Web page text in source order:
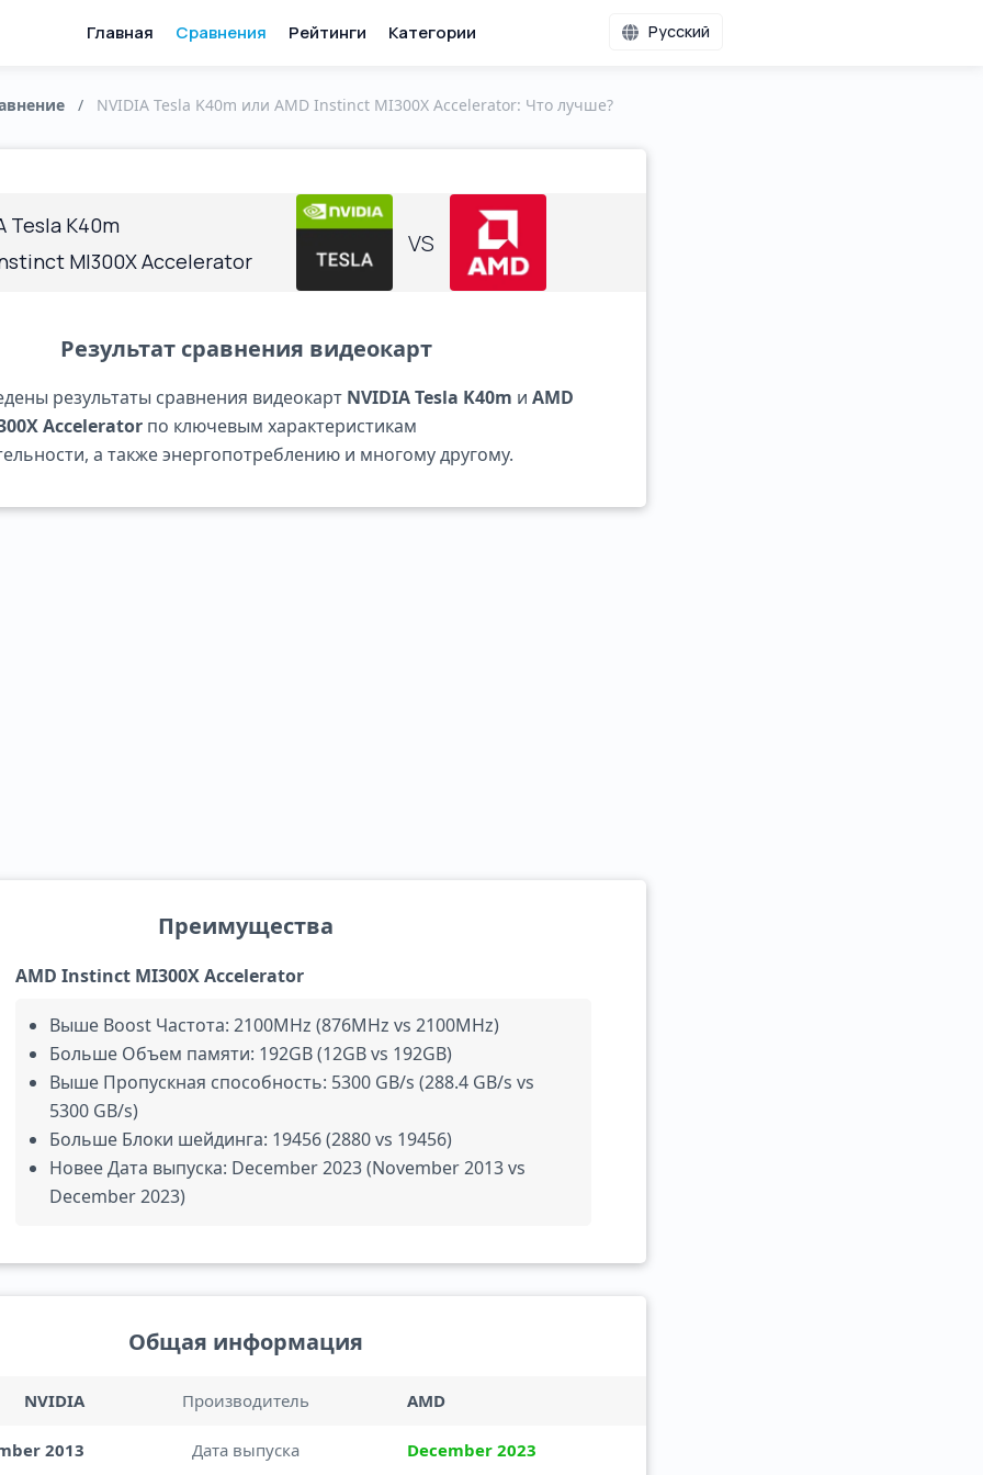
Главная Сравнения Рейтинги Категории Русский
/ NVIDIA Tesla K40m или AMD Instinct MI300X Accelerator: Что лучше?
Tesla K40m
MI300X Accelerator
VS
Результат сравнения видеокарт
результаты сравнения видеокарт NVIDIA Tesla K40m и AMD
Accelerator по ключевым характеристикам
а также энергопотреблению и многому другому.
Преимущества
AMD Instinct MI300X Accelerator
Выше Boost Частота: 2100MHz (876MHz vs 2100MHz)
Больше Объем памяти: 192GB (12GB vs 192GB)
Выше Пропускная способность: 5300 GB/s (288.4 GB/s vs
5300 GB/s)
Больше Блоки шейдинга: 19456 (2880 vs 19456)
Новее Дата выпуска: December 2023 (November 2013 vs
December 2023)
Общая информация
NVIDIA Производитель AMD
2013 Дата выпуска December 2023